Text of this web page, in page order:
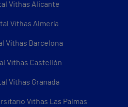
Vithas Alicante
Vithas Almería
Vithas Barcelona
Vithas Castellón
Vithas Granada
Vithas Las Palmas